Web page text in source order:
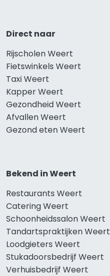
Direct naar
Rijscholen Weert
Fietswinkels Weert
Taxi Weert
Kapper Weert
Gezondheid Weert
Afvallen Weert
Gezond eten Weert
Bekend in Weert
Restaurants Weert
Catering Weert
Schoonheidssalon Weert
Tandartspraktijken Weert
Loodgieters Weert
Stukadoorsbedrijf Weert
Verhuisbedrijf Weert